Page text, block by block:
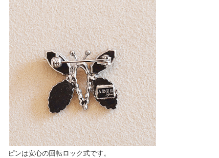
ピンは安心の回転ロック式です。